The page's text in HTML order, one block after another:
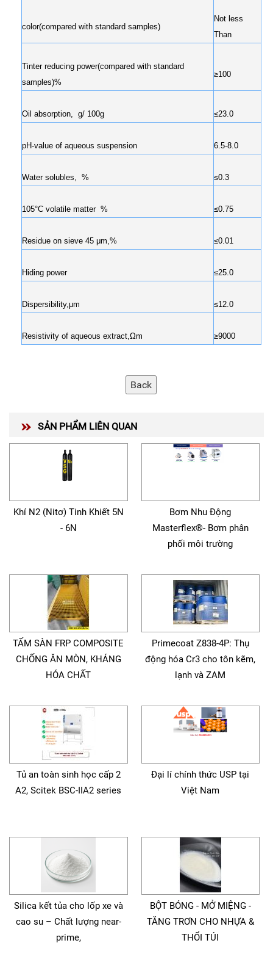
color(compared with standard samples)
Not less
Than
Tinter reducing power(compared with standard
samples)%
≥100
Oil absorption, g/ 100g ≤23.0
pH-value of aqueous suspension 6.5-8.0
Water solubles, % ≤0.3
105°C volatile matter % ≤0.75
Residue on sieve 45 μm,% ≤0.01
Hiding power ≤25.0
Dispersibility,μm ≤12.0
Resistivity of aqueous extract,Ωm ≥9000
SẢN PHẨM LIÊN QUAN
Khí N2 (Nitơ) Tinh Khiết 5N
- 6N
Bơm Nhu Động
Masterflex®- Bơm phân
phối môi trường
TẤM SÀN FRP COMPOSITE
CHỐNG ĂN MÒN, KHÁNG
HÓA CHẤT
Primecoat Z838-4P: Thụ
động hóa Cr3 cho tôn kẽm,
lạnh và ZAM
Tủ an toàn sinh học cấp 2
A2, Scitek BSC-IIA2 series
Đại lí chính thức USP tại
Việt Nam
Silica kết tủa cho lốp xe và
cao su – Chất lượng near-
prime,
BỘT BÓNG - MỞ MIỆNG -
TĂNG TRƠN CHO NHỰA &
THỔI TÚI